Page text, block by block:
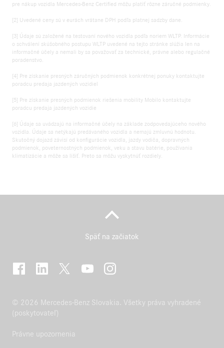
pre nákup vozidla Mercedes-Benz Certified môžu platiť rôzne záručné podmienky.
[2] Uvedené ceny sú v eurách vrátane DPH podľa platnej sadzby dane.
[3] Údaje sú založené na testovaní nového vozidla podľa noriem WLTP. Informácie
o schválení skúšobného postupu WLTP uvedené na tejto stránke slúžia len na
informačné účely a nemali by sa považovať za technické, právne alebo regulačné
poradenstvo.
[4] Pre získanie presných záručných podmienok konkrétnej ponuky kontaktujte
poradcu predaja jazdených vozidiel
[5] Pre získanie presných podmienok riešenia mobility Mobilo kontaktujte
poradcu predaja jazdených vozidie
[6] Údaje sa uvádzajú na informačné účely na základe zodpovedajúceho nového
vozidla. Údaje sa netýkajú predávaného vozidla a nemajú zmluvnú hodnotu.
Skutočný dojazd závisí od konfigurácie vozidla, jazdy vodiča, dopravných
podmienok, poveternostných podmienok, veku a stavu batérie, používania
klimatizácie a môže sa líšiť. Preto sa môžu vyskytnúť rozdiely.
Späť na začiatok
© 2026 Mercedes-Benz Slovakia. Všetky práva vyhradené
(poskytovateľ)
Právne upozornenia